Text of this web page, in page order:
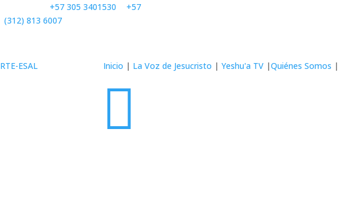
‪+57 305 3401530‬
+57
(312) 813 6007
RTE-ESAL Inicio | La Voz de Jesucristo | Yeshu'a TV|Quiénes Somos |
